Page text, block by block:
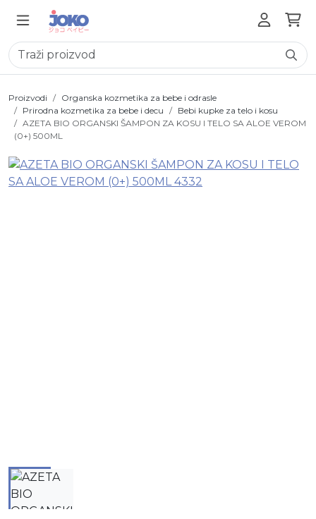
Proizvodi
Organska kozmetika za bebe i odrasle
Prirodna kozmetika za bebe i decu
Bebi kupke za telo i kosu
AZETA BIO ORGANSKI ŠAMPON ZA KOSU I TELO SA ALOE VEROM
(0+) 500ML